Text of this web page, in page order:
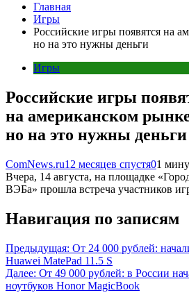
Главная
Игры
Российские игры появятся на
но на это нужны деньги
Игры
Российские игры
на американском
но на это нужны деньги
ComNews.ru12 месяцев спустя01
Вчера, 14 августа, на площадке
ВЭБа» прошла встреча участников
Навигация по записям
Предыдущая: От 24 000 рублей:
Huawei MatePad 11.5 S
Далее: От 49 000 рублей: в России
ноутбуков Honor MagicBook